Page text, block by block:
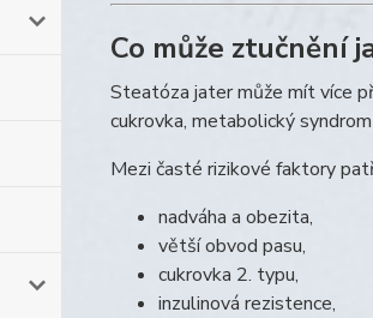
Co může ztučnění
Steatóza jater může mít více
cukrovka, metabolický
Mezi časté rizikové faktory
nadváha a obezita,
větší obvod pasu,
cukrovka 2. typu,
inzulinová rezistence,